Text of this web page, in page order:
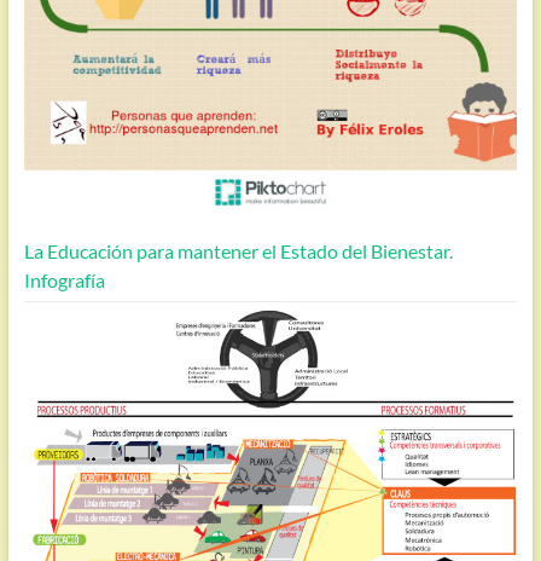
La Educación para mantener el Estado del Bienestar.
Infografía